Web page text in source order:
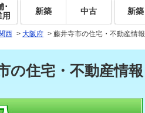
･
用
新築 中古 新築
西 > 大阪府 > 藤井寺市の住宅・不動産情報
の住宅・不動産情報